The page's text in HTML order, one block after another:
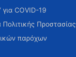
COVID-19
Πολιτικής Προστασίας
παρόχων